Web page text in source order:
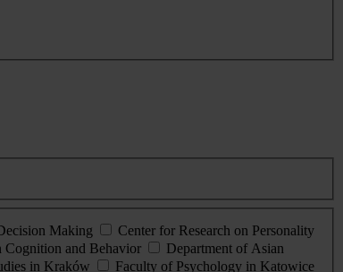
Making
Center for Research on Personality
Cognition and Behavior
Department of Asian
in Kraków Faculty of Psychology in Katowice